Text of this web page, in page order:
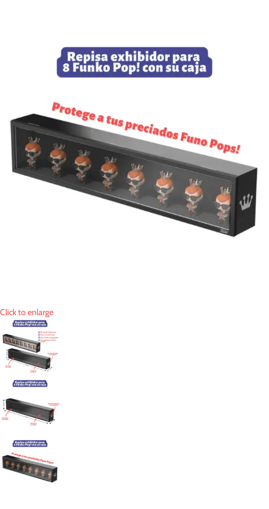
Click to enlarge